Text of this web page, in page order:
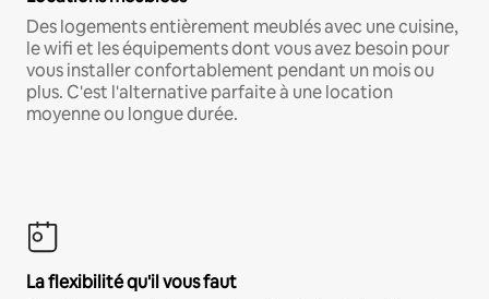
Des logements entièrement meublés avec une cuisine,
le wifi et les équipements dont vous avez besoin pour
vous installer confortablement pendant un mois ou
plus. C'est l'alternative parfaite à une location
moyenne ou longue durée.
La flexibilité qu'il vous faut